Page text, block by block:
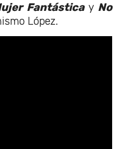
Fantásticay No
López.